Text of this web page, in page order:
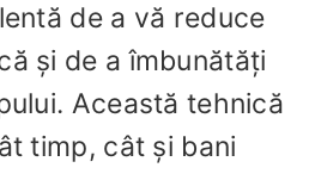
de a vă reduce
și de a îmbunătăți
Această tehnică
timp, cât și bani